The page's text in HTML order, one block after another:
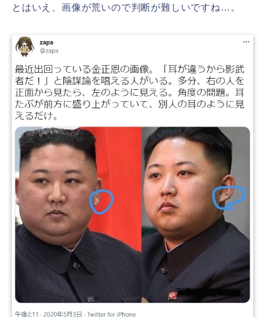
とはいえ、画像が荒いので判断が難しいですね…。